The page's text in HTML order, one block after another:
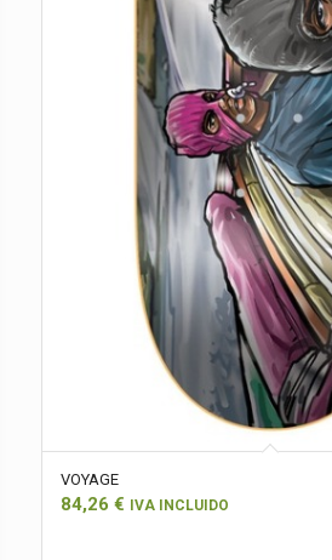
VOYAGE
84,26 € IVA INCLUIDO